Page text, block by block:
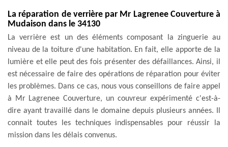
La réparation de verrière par Mr Lagrenee Couverture à
Mudaison dans le 34130
La verrière est un des éléments composant la zinguerie au
niveau de la toiture d'une habitation. En fait, elle apporte de la
lumière et elle peut des fois présenter des défaillances. Ainsi, il
est nécessaire de faire des opérations de réparation pour éviter
les problèmes. Dans ce cas, nous vous conseillons de faire appel
à Mr Lagrenee Couverture, un couvreur expérimenté c'est-à-
dire ayant travaillé dans le domaine depuis plusieurs années. Il
connait toutes les techniques indispensables pour réussir la
mission dans les délais convenus.